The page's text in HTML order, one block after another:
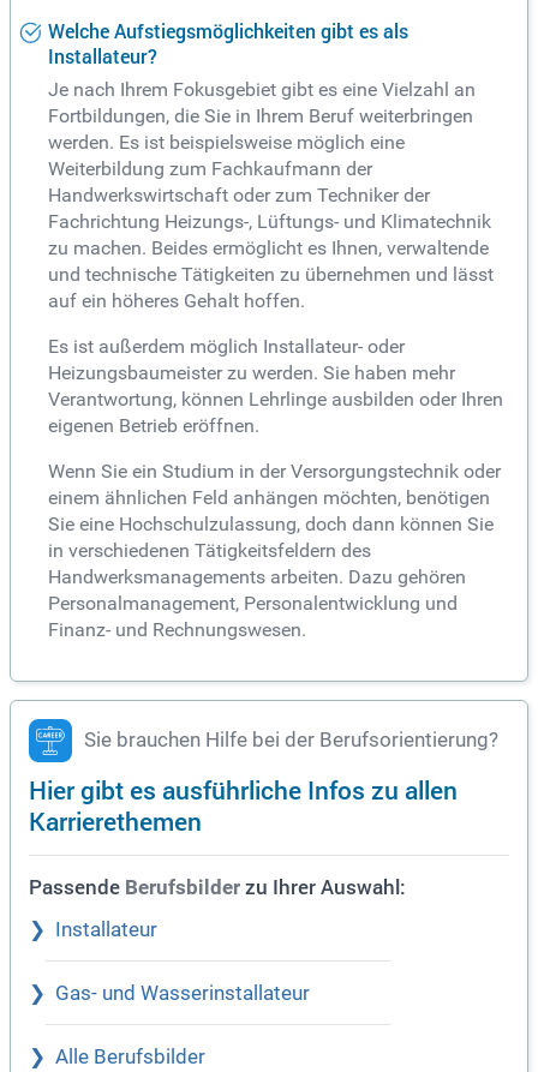
Welche Aufstiegsmöglichkeiten gibt es als
Installateur?
Je nach Ihrem Fokusgebiet gibt es eine Vielzahl an
Fortbildungen, die Sie in Ihrem Beruf weiterbringen
werden. Es ist beispielsweise möglich eine
Weiterbildung zum Fachkaufmann der
Handwerkswirtschaft oder zum Techniker der
Fachrichtung Heizungs-, Lüftungs- und Klimatechnik
zu machen. Beides ermöglicht es Ihnen, verwaltende
und technische Tätigkeiten zu übernehmen und lässt
auf ein höheres Gehalt hoffen.
Es ist außerdem möglich Installateur- oder
Heizungsbaumeister zu werden. Sie haben mehr
Verantwortung, können Lehrlinge ausbilden oder Ihren
eigenen Betrieb eröffnen.
Wenn Sie ein Studium in der Versorgungstechnik oder
einem ähnlichen Feld anhängen möchten, benötigen
Sie eine Hochschulzulassung, doch dann können Sie
in verschiedenen Tätigkeitsfeldern des
Handwerksmanagements arbeiten. Dazu gehören
Personalmanagement, Personalentwicklung und
Finanz- und Rechnungswesen.
Sie brauchen Hilfe bei der Berufsorientierung?
Hier gibt es ausführliche Infos zu allen
Karrierethemen
Passende Berufsbilder zu Ihrer Auswahl:
Installateur
Gas- und Wasserinstallateur
Alle Berufsbilder